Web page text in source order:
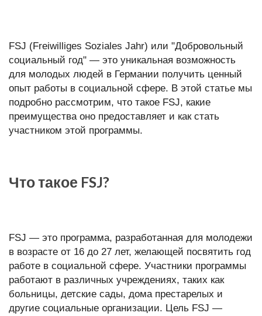
FSJ (Freiwilliges Soziales Jahr) или "Добровольный
социальный год" — это уникальная возможность
для молодых людей в Германии получить ценный
опыт работы в социальной сфере. В этой статье мы
подробно рассмотрим, что такое FSJ, какие
преимущества оно предоставляет и как стать
участником этой программы.
Что такое FSJ?
FSJ — это программа, разработанная для молодежи
в возрасте от 16 до 27 лет, желающей посвятить год
работе в социальной сфере. Участники программы
работают в различных учреждениях, таких как
больницы, детские сады, дома престарелых и
другие социальные организации. Цель FSJ —